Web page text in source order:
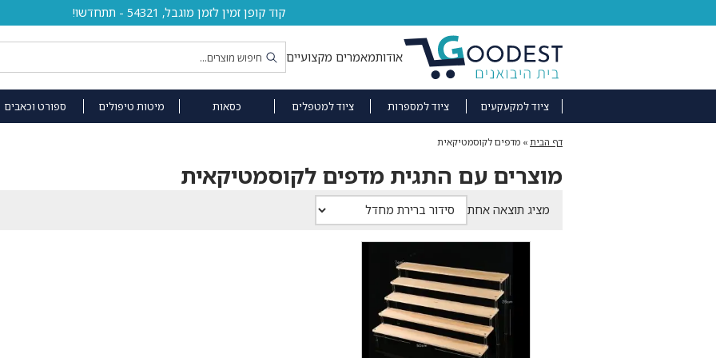
קוד קופן זמין לזמן מוגבל, 54321 - תתחדשו!
אודותמאמרים מקצועיים
ציוד למקעקעים ציוד למספרות ציוד למטפלים כסאות מיטות טיפולים ספורט וכאבים
דף הבית » מדפים לקוסמטיקאית
מוצרים עם התגית מדפים לקוסמטיקאית
מציג תוצאה אחת